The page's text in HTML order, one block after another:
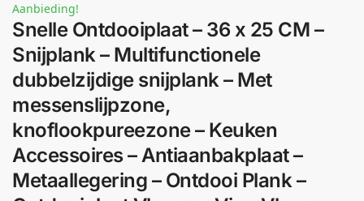
Aanbieding!
Snelle Ontdooiplaat – 36 x 25 CM –
Snijplank – Multifunctionele
dubbelzijdige snijplank – Met
messenslijpzone,
knoflookpureezone – Keuken
Accessoires – Antiaanbakplaat –
Metaallegering – Ontdooi Plank –